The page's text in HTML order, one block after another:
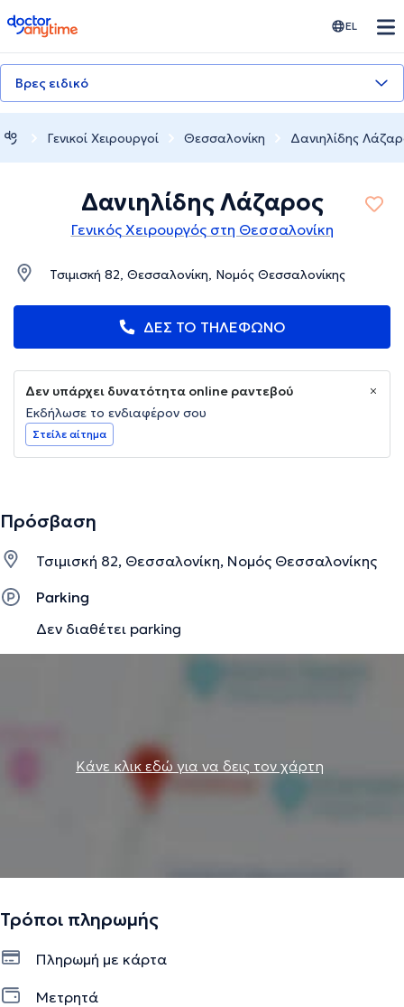
doctoranytime EL
Βρες ειδικό
Γενικοί Χειρουργοί Θεσσαλονίκη Δανιηλίδης
Δανιηλίδης Λάζαρος
Γενικός Χειρουργός στη Θεσσαλονίκη
Τσιμισκή 82, Θεσσαλονίκη, Νομός Θεσσαλονίκης
ΔΕΣ ΤΟ ΤΗΛΕΦΩΝΟ
Δεν υπάρχει δυνατότητα online ραντεβού
Εκδήλωσε το ενδιαφέρον σου
Στείλε αίτημα
Πρόσβαση
Τσιμισκή 82, Θεσσαλονίκη, Νομός Θεσσαλονίκης
Parking
Δεν διαθέτει parking
Κάνε κλικ εδώ για να δεις τον χάρτη
Τρόποι πληρωμής
Πληρωμή με κάρτα
Μετρητά